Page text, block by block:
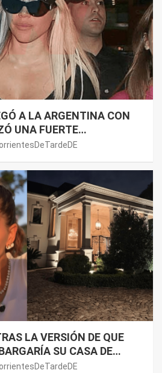
A LA ARGENTINA CON
UNA FUERTE
MAURO ICARDI
LA VERSIÓN DE QUE
SU CASA DE
RASCAR DE ALGÚN